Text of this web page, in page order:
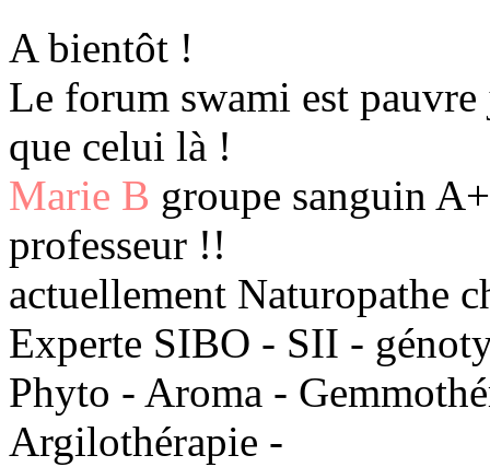
A bientôt !
Le forum swami est
que celui là !
Marie B groupe sanguin
professeur !!
actuellement Naturopathe
Experte SIBO - SII -
Phyto - Aroma -
Argilothérapie -